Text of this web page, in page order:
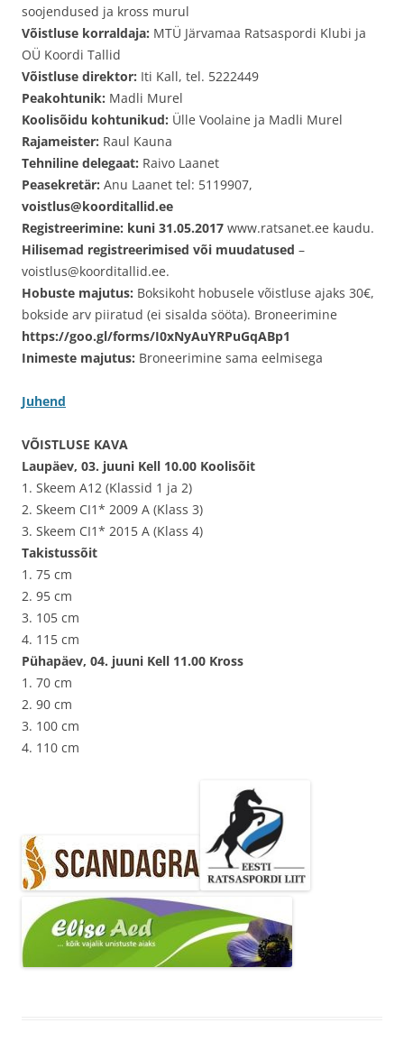
soojendused ja kross murul
Võistluse korraldaja: MTÜ Järvamaa Ratsaspordi Klubi ja
OÜ Koordi Tallid
Võistluse direktor: Iti Kall, tel. 5222449
Peakohtunik: Madli Murel
Koolisõidu kohtunikud: Ülle Voolaine ja Madli Murel
Rajameister: Raul Kauna
Tehniline delegaat: Raivo Laanet
Peasekretär: Anu Laanet tel: 5119907,
voistlus@koorditallid.ee
Registreerimine: kuni 31.05.2017 www.ratsanet.ee kaudu.
Hilisemad registreerimised või muudatused –
voistlus@koorditallid.ee.
Hobuste majutus: Boksikoht hobusele võistluse ajaks 30€,
bokside arv piiratud (ei sisalda sööta). Broneerimine
https://goo.gl/forms/I0xNyAuYRPuGqABp1
Inimeste majutus: Broneerimine sama eelmisega
Juhend
VÕISTLUSE KAVA
Laupäev, 03. juuni Kell 10.00 Koolisõit
1. Skeem A12 (Klassid 1 ja 2)
2. Skeem CI1* 2009 A (Klass 3)
3. Skeem CI1* 2015 A (Klass 4)
Takistussõit
1. 75 cm
2. 95 cm
3. 105 cm
4. 115 cm
Pühapäev, 04. juuni Kell 11.00 Kross
1. 70 cm
2. 90 cm
3. 100 cm
4. 110 cm